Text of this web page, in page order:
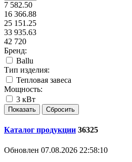
7 582.50
16 366.88
25 151.25
33 935.63
42 720
Бренд:
Ballu
Тип изделия:
Тепловая завеса
Мощность:
3 кВт
Каталог продукции 36325
Обновлен 07.08.2026 22:58:10